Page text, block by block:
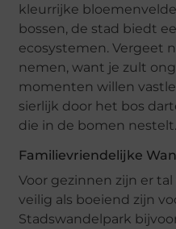
kleurrijke
bossen, de stad biedt
ecosystemen. Vergeet
nemen, want je zult
momenten willen
sierlijk door het bos
die in de bomen nestelt.
Familievriendelijke
Voor gezinnen zijn er
veilig als boeiend zijn
Stadswandelpark